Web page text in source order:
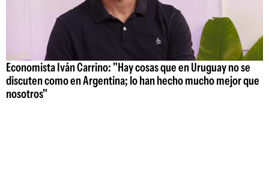
Economista Iván Carrino: "Hay cosas que en Uruguay no se
discuten como en Argentina; lo han hecho mucho mejor que
nosotros"